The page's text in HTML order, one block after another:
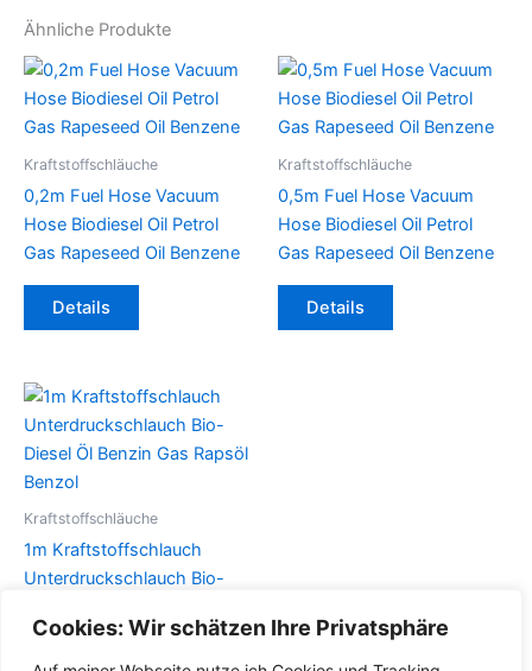
Cookies: Wir schätzen Ihre Privatsphäre
Ähnliche Produkte
Kraftstoffschläuche
0,2m Fuel Hose Vacuum
Hose Biodiesel Oil Petrol
Gas Rapeseed Oil Benzene
Details
Dieses
Varianten
auf.
Die
können
auf
der
gewählt
werden
Kraftstoffschläuche
0,5m Fuel Hose Vacuum
Hose Biodiesel Oil Petrol
Gas Rapeseed Oil Benzene
Details
Dieses
gewählt
werden
Kraftstoffschläuche
1m Kraftstoffschlauch
Unterdruckschlauch Bio-
Benzol